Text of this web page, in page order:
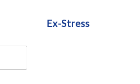
Ex-Stress